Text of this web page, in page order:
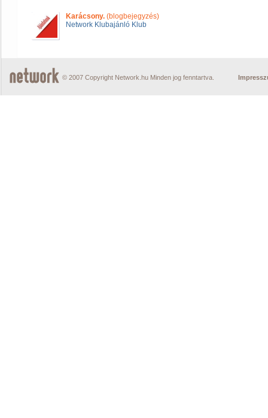
Karácsony. (blogbejegyzés)
Network Klubajánló Klub
© 2007 Copyright Network.hu Minden jog fenntartva.